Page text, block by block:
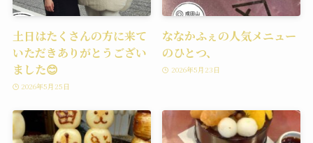
土日はたくさんの方に来て
いただきありがとうござい
ました😊
2026年5月25日
ななかふぇの人気メニュー
のひとつ、
2026年5月23日